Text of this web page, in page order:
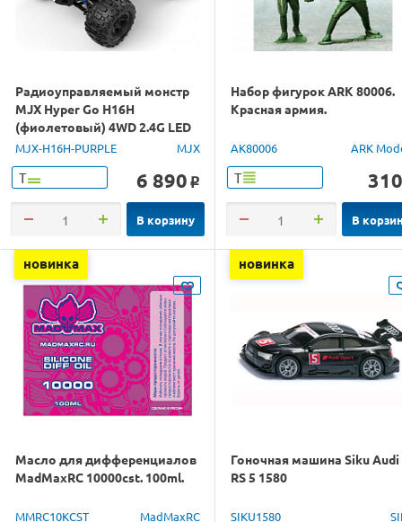
Радиоуправляемый монстр
MJX Hyper Go H16H
(фиолетовый) 4WD 2.4G LED
GPS 1/16 RTR
MJX-H16H-PURPLE MJX
Т 6 890 o
В корзину
Набор фигурок ARK 80006.
Красная армия.
AK80006 ARK
Т 310
В
новинка
Масло для дифференциалов
MadMaxRC 10000cst. 100ml.
MMRC10KCST MadMaxRC
новинка
Гоночная машина Siku Audi
RS 5 1580
SIKU1580